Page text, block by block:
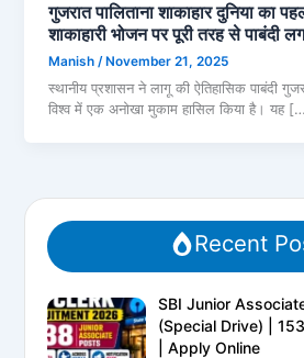
गुजरात पालिताना शाकाहार दुनिया का
शाकाहारी भोजन पर पूरी तरह से पाबंदी
Manish /November 21, 2025
स्थानीय प्रशासन ने लागू की ऐतिहासिक पाबंदी
विश्व में एक अनोखा मुकाम हासिल किया है। यह
Recent
SBI Junior
(Special Drive) |
| Apply Online